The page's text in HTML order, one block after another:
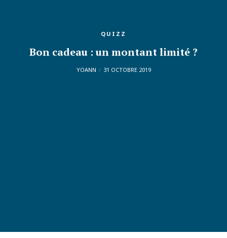
QUIZZ
Bon cadeau : un montant limité ?
YOANN 31 OCTOBRE 2019